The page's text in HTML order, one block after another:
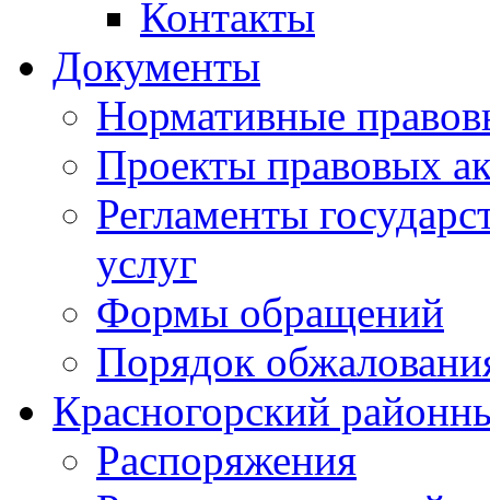
Контакты
Документы
Нормативные
Проекты правовых
Регламенты
услуг
Формы обращений
Порядок
Красногорский
Распоряжения